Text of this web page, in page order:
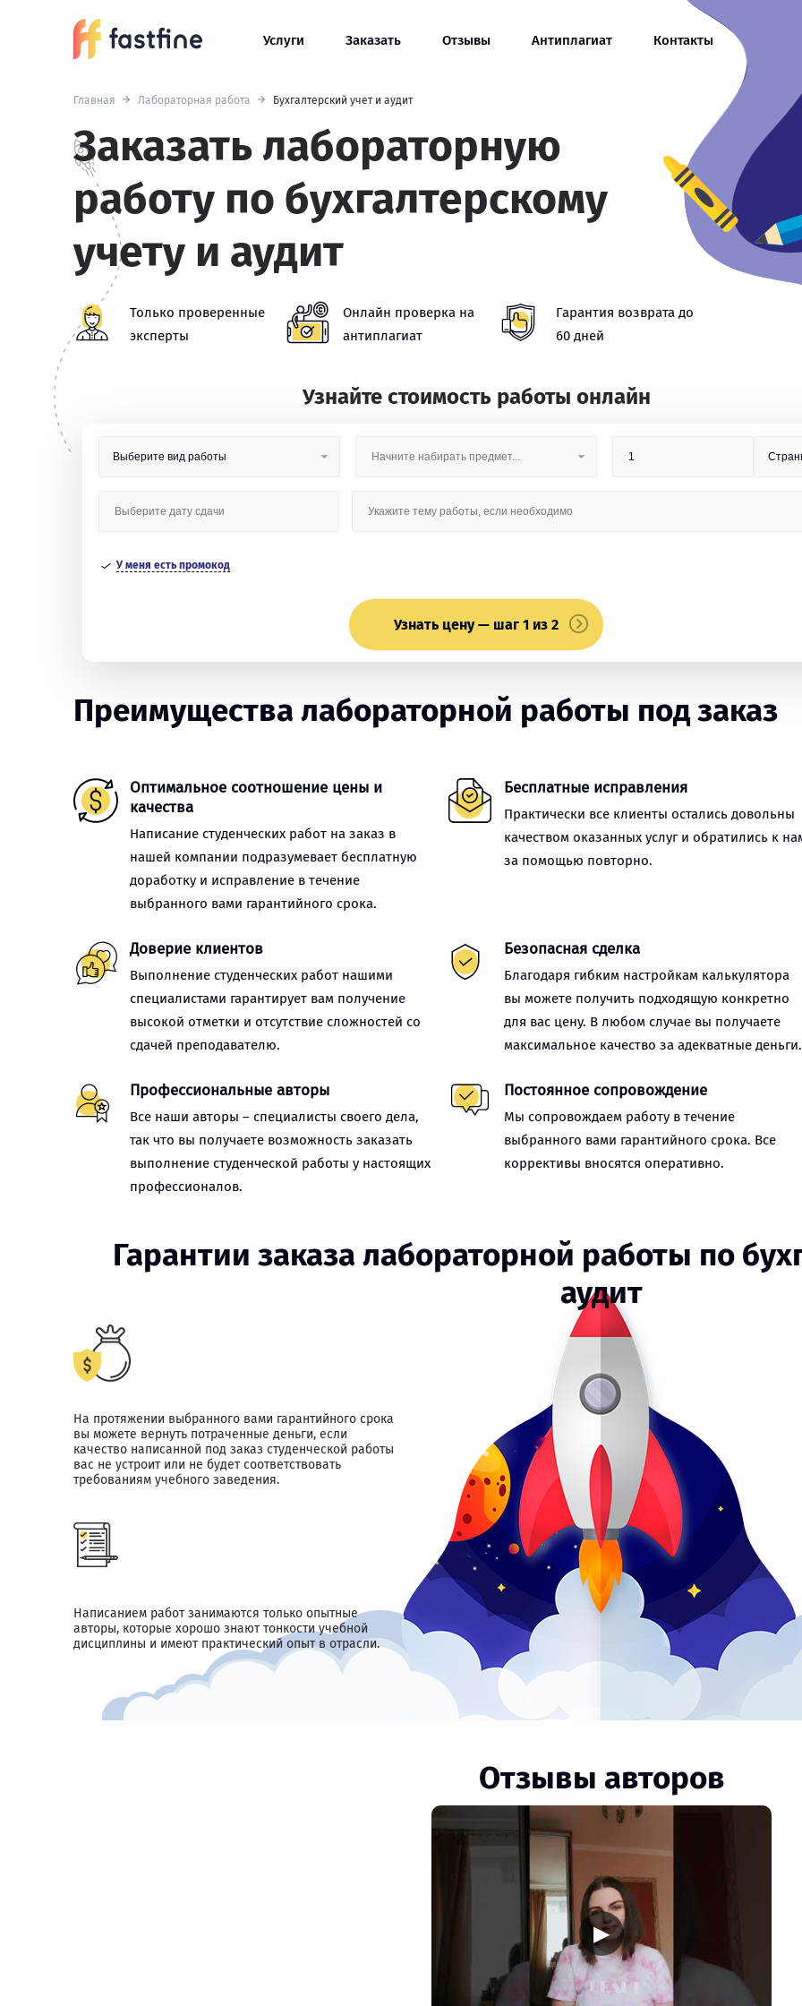
Услуги Заказать Отзывы Антиплагиат Контакты
Главная Лабораторная работа Бухгалтерский учет и аудит
Заказать лабораторную
работу по бухгалтерскому
учету и аудит
Только проверенные
эксперты
Онлайн проверка на
антиплагиат
Гарантия возврата до
60 дней
Узнайте стоимость работы онлайн
У меня есть промокод
Узнать цену — шаг 1 из 2
Преимущества лабораторной работы под заказ
Оптимальное соотношение цены и
качества
Написание студенческих работ на заказ в
нашей компании подразумевает бесплатную
доработку и исправление в течение
выбранного вами гарантийного срока.
Бесплатные исправления
Практически все клиенты остались довольны
качеством оказанных услуг и обратились к
за помощью повторно.
Доверие клиентов
Выполнение студенческих работ нашими
специалистами гарантирует вам получение
высокой отметки и отсутствие сложностей со
сдачей преподавателю.
Безопасная сделка
Благодаря гибким настройкам калькулятора
вы можете получить подходящую конкретно
для вас цену. В любом случае вы получаете
максимальное качество за адекватные деньги.
Профессиональные авторы
Все наши авторы – специалисты своего дела,
так что вы получаете возможность заказать
выполнение студенческой работы у настоящих
профессионалов.
Постоянное сопровождение
Мы сопровождаем работу в течение
выбранного вами гарантийного срока. Все
коррективы вносятся оперативно.
Гарантии заказа лабораторной работы по
аудит
На протяжении выбранного вами гарантийного срока
вы можете вернуть потраченные деньги, если
качество написанной под заказ студенческой работы
вас не устроит или не будет соответствовать
требованиям учебного заведения.
Написанием работ занимаются только опытные
авторы, которые хорошо знают тонкости учебной
дисциплины и имеют практический опыт в отрасли.
Отзывы авторов
▶